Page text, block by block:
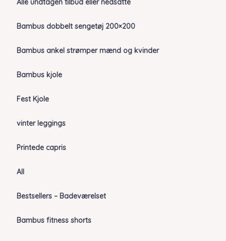
Alle undtagen tilbud eller nedsatte
Bambus dobbelt sengetøj 200×200
Bambus ankel strømper mænd og kvinder
Bambus kjole
Fest Kjole
vinter leggings
Printede capris
All
Bestsellers – Badeværelset
Bambus fitness shorts